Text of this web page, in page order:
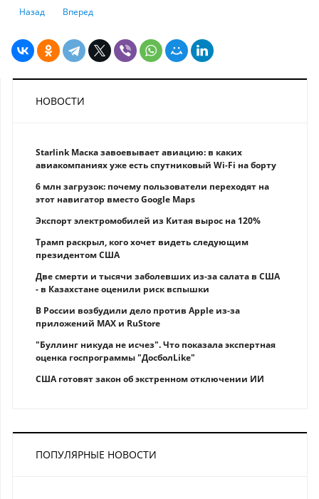
Предыдущий: Падение китайского рынка жилья еще не закончилось -
Назад Следующий: Сборная Казахстана по футболу сыграет с
Вперед
НОВОСТИ
Starlink Маска завоевывает авиацию: в каких
авиакомпаниях уже есть спутниковый Wi-Fi на борту
6 млн загрузок: почему пользователи переходят на
этот навигатор вместо Google Maps
Экспорт электромобилей из Китая вырос на 120%
Трамп раскрыл, кого хочет видеть следующим
президентом США
Две смерти и тысячи заболевших из-за салата в США
- в Казахстане оценили риск вспышки
В России возбудили дело против Apple из-за
приложений MAX и RuStore
"Буллинг никуда не исчез". Что показала экспертная
оценка госпрограммы "ДосболLike"
США готовят закон об экстренном отключении ИИ
ПОПУЛЯРНЫЕ НОВОСТИ